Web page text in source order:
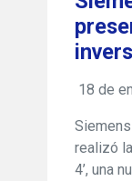
18 de
realizó
4’, una